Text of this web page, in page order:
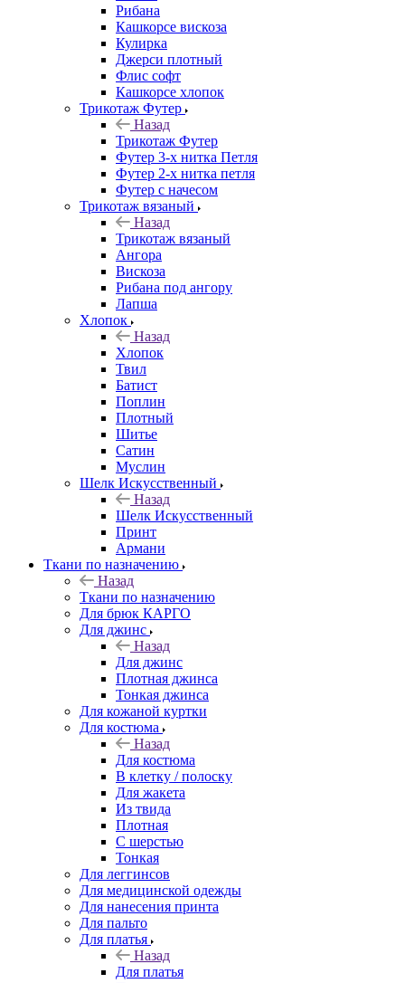
Рибана
Кашкорсе вискоза
Кулирка
Джерси плотный
Флис софт
Кашкорсе хлопок
Трикотаж Футер
Назад
Трикотаж Футер
Футер 3-х нитка Петля
Футер 2-х нитка петля
Футер с начесом
Трикотаж вязаный
Назад
Трикотаж вязаный
Ангора
Вискоза
Рибана под ангору
Лапша
Хлопок
Назад
Хлопок
Твил
Батист
Поплин
Плотный
Шитье
Сатин
Муслин
Шелк Искусственный
Назад
Шелк Искусственный
Принт
Армани
Ткани по назначению
Назад
Ткани по назначению
Для брюк КАРГО
Для джинс
Назад
Для джинс
Плотная джинса
Тонкая джинса
Для кожаной куртки
Для костюма
Назад
Для костюма
В клетку / полоску
Для жакета
Из твида
Плотная
С шерстью
Тонкая
Для леггинсов
Для медицинской одежды
Для нанесения принта
Для пальто
Для платья
Назад
Для платья